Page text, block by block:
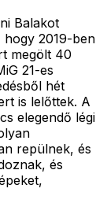
Balakot
hogy 2019-ben
megölt 40
21-es
hét
is lelőttek. A
elegendő légi
repülnek, és
és